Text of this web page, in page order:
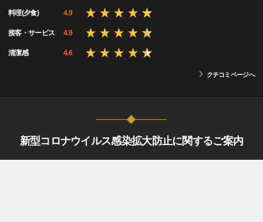
料理(夕食) 4.9
接客・サービス 4.9
清潔感 4.6
クチコミページへ
新型コロナウイルス感染拡大防止に関するご案内